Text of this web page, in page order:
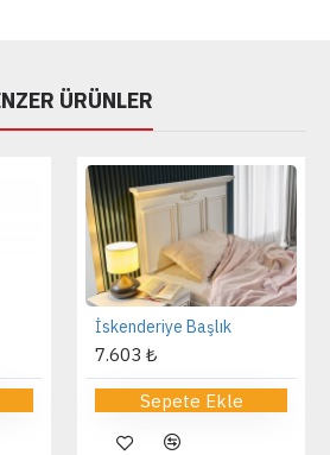
ÜRÜNLER
İskenderiye Başlık
7.603 ₺
Sepete Ekle